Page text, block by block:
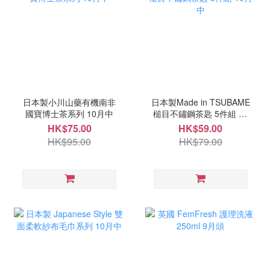
日本製小川山藥有機南非
國寶博士茶系列 10月中
HK$75.00
HK$95.00
日本製Made in TSUBAME
槌目不鏽鋼茶匙 5件組 10
月中
HK$59.00
HK$79.00